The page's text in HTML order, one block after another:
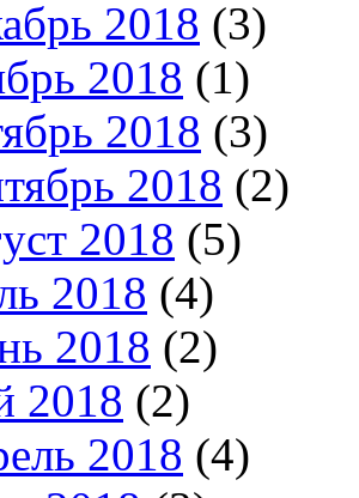
2018 (3)
2018 (1)
2018 (3)
2018 (2)
2018 (5)
2018 (4)
2018 (2)
2018 (2)
2018 (4)